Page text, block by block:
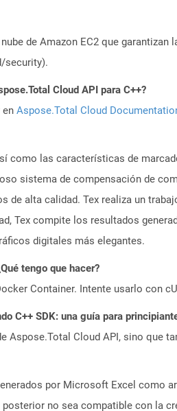
de Amazon EC2 que
security).
Cloud API para C++?
en Aspose.Total Cloud
como las características de
sistema de compensación de
de alta calidad. Tex realiza un
Tex compite los resultados
digitales más elegantes.
tengo que hacer?
Container. Intente usarlo con
C++ SDK: una guía para
Aspose.Total Cloud API, sino que
por Microsoft Excel como
no sea compatible con la